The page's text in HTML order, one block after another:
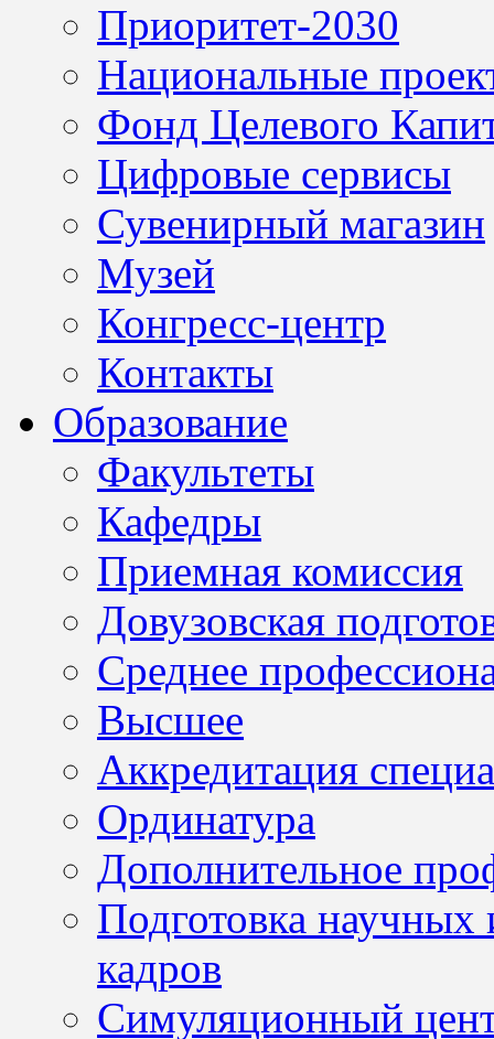
Приоритет-2030
Национальные
Фонд Целевого
Цифровые сервисы
Сувенирный магазин
Музей
Конгресс-центр
Контакты
Образование
Факультеты
Кафедры
Приемная комиссия
Довузовская
Среднее
Высшее
Аккредитация
Ординатура
Дополнительное
Подготовка научных
кадров
Симуляционный